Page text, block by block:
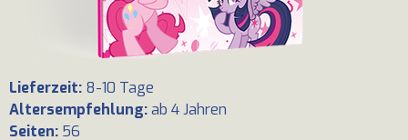
Lieferzeit: 8-10 Tage
Altersempfehlung:ab 4 Jahren
Seiten: 56